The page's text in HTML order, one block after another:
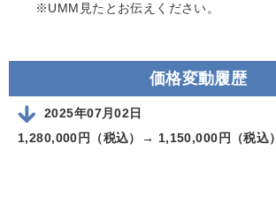
※UMM見たとお伝えください。
価格変動履歴
2025年07月02日
1,280,000円（税込）→ 1,150,000円（税込）